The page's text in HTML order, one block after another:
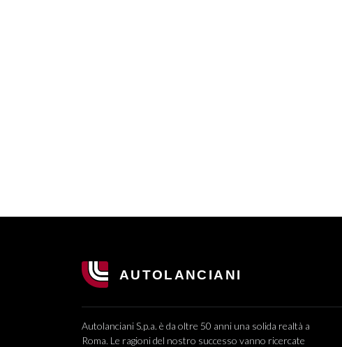
Autolanciani S.p.a. è da oltre 50 anni una solida realtà a
Roma. Le ragioni del nostro successo vanno ricercate